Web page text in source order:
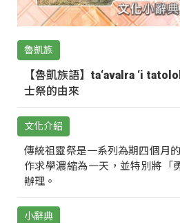
魯凱族
【魯凱族語】ta‘avalra ‘i
士祭的由來
文化介紹
傳統祖靈祭是一系列為期四個月
作求學濃縮為一天，並特別將「
辦理。
小辭典